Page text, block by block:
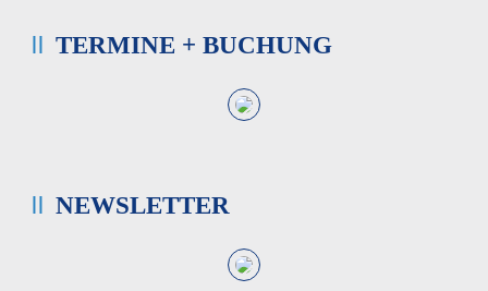
TERMINE + BUCHUNG
NEWSLETTER